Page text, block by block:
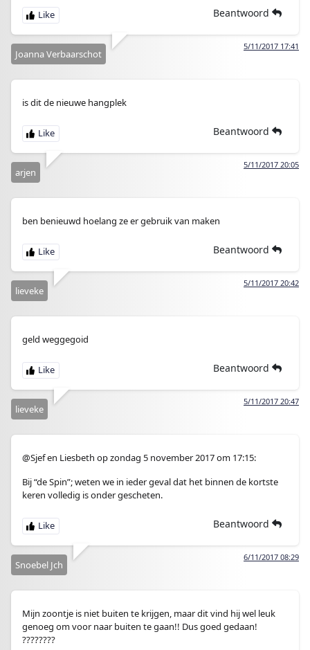
Beantwoord
5/11/2017 17:41
Joanna Verbaarschot
is dit de nieuwe hangplek
Beantwoord
5/11/2017 20:05
arjen
ben benieuwd hoelang ze er gebruik van maken
Beantwoord
5/11/2017 20:42
lieveke
geld weggegoid
Beantwoord
5/11/2017 20:47
lieveke
@Sjef en Liesbeth op zondag 5 november 2017 om 17:15:
Bij “de Spin”; weten we in ieder geval dat het binnen de kortste
keren volledig is onder gescheten.
Beantwoord
6/11/2017 08:29
Snoebel Jch
Mijn zoontje is niet buiten te krijgen, maar dit vind hij wel leuk
genoeg om voor naar buiten te gaan!! Dus goed gedaan!
????????